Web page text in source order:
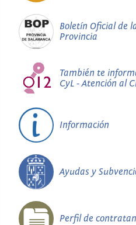
Boletín Oficial de
Provincia
También te
CyL - Atención al
Información
Ayudas y
Perfil de